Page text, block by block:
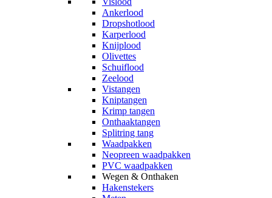
Ankerlood
Dropshotlood
Karperlood
Knijplood
Olivettes
Schuiflood
Zeelood
Vistangen
Kniptangen
Krimp tangen
Onthaaktangen
Splitring tang
Waadpakken
Neopreen waadpakken
PVC waadpakken
Wegen & Onthaken
Hakenstekers